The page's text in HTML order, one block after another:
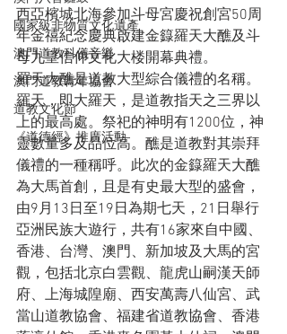
國家級非物質文化遺產
澳門道教科儀音樂
澳門道教青年協會
道教文化節
《道德經》推廣活動
西亞檳城北海參加斗母宮慶祝創宮50周
年金禧紀念慶典啟建金籙羅天大醮及斗
母九皇信仰文化大楼開幕典禮。
羅天大醮是道教大型綜合儀禮的名稱。
羅天，即大羅天，是道教指天之三界以
上的最高處。祭祀的神明有1200位，神
靈數量多及品位高。醮是道教對其崇拜
儀禮的一種稱呼。此次的金籙羅天大醮
為大馬首創，且是有史最大型的盛會，
由9月13日至19日為期七天，21日舉行
亞洲民族大遊行，共有16家來自中國、
香港、台灣、澳門、新加坡及大馬的宮
觀，包括北京白雲觀、龍虎山嗣漢天師
府、上海城隍廟、西安萬壽八仙宮、武
當山道教協會、福建省道教協會、香港